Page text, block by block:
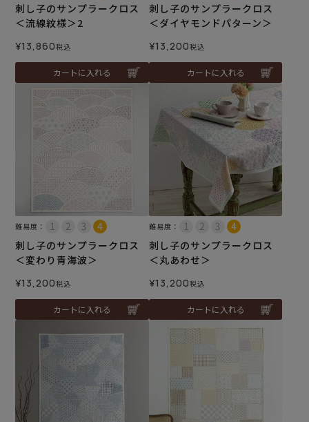
刺し子のサンプラークロス
＜流線紋様＞2
¥13,860税込
カートに入れる
刺し子のサンプラークロス
＜ダイヤモンドパターン＞
¥13,200税込
カートに入れる
難易度：
刺し子のサンプラークロス
＜変わり青海波＞
¥13,200税込
カートに入れる
難易度：
刺し子のサンプラークロス
＜丸あわせ＞
¥13,200税込
カートに入れる